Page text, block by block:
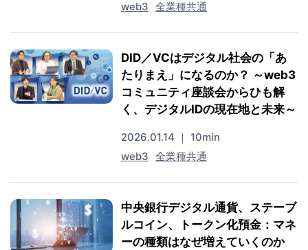
web3 全業種共通
DID／VCはデジタル社会の「あ
たりまえ」になるのか？ ～web3
コミュニティ座談会からひも解
く、デジタルIDの現在地と未来～
2026.01.14 ｜ 10min
web3 全業種共通
中央銀行デジタル通貨、ステーブ
ルコイン、トークン化預金：マネ
ーの種類はなぜ増えていくのか